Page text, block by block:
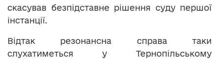
скасував безпідставне рішення суду першої
інстанції.
Відтак резонансна справа таки
слухатиметься у Тернопільському